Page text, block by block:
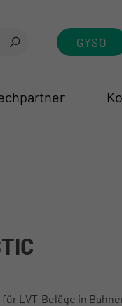
GYSO
LVT-Beläge in